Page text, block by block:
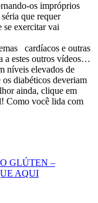
os impróprios
que requer
se exercitar vai
cardíacos e outras
a estes outros vídeos…
níveis elevados de
diabéticos deveriam
ainda, clique em
Como você lida com
GLÚTEN –
AQUI